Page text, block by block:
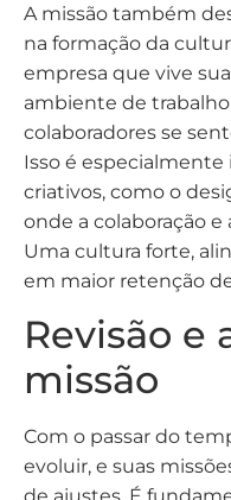
A missão também
na formação da
empresa que vive
ambiente de
colaboradores se
Isso é
criativos, como o
onde a colaboração e
Uma cultura forte,
em maior retenção
Revisão e
missão
Com o passar do
evoluir, e suas